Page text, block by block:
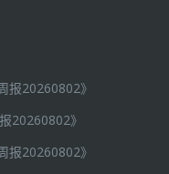
报20260802》
20260802》
报20260802》